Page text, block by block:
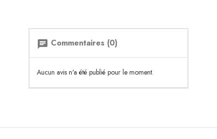
chat Commentaires (0)
Aucun avis n'a été publié pour le moment.